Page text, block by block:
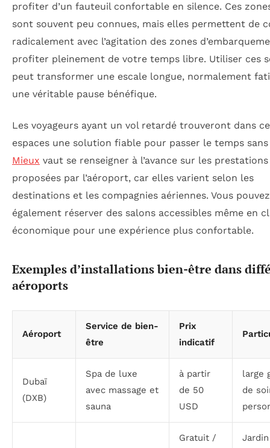
profiter d’un fauteuil confortable en silence. Ces
sont souvent peu connues, mais elles permettent de
radicalement avec l’agitation des zones
profiter pleinement de votre temps libre. Utiliser ces
peut transformer une escale longue, normalement
une véritable pause bénéfique.
Les voyageurs ayant un vol retardé trouveront dans
espaces une solution fiable pour passer le temps
Mieux vaut se renseigner à l’avance sur les prestations
proposées par l’aéroport, car elles varient selon les
destinations et les compagnies aériennes. Vous pouvez
également réserver des salons accessibles même en
économique pour une expérience plus confortable.
Exemples d’installations bien-être dans
aéroports
Aéroport
Service de bien-
être
Prix
indicatif
Dubaï
(DXB)
Spa de luxe
avec massage et
sauna
à partir
de 50
USD
large
de
Gratuit /
Jardin